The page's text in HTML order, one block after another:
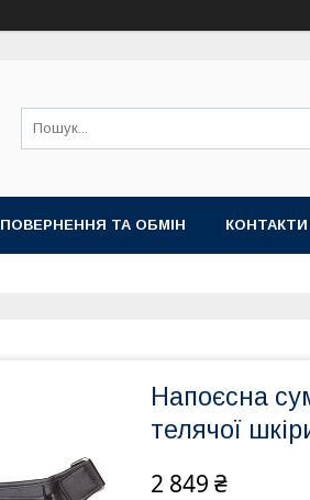
ПОВЕРНЕННЯ ТА ОБМІН КОНТАКТИ
Напоєсна
телячої
2 849 ₴